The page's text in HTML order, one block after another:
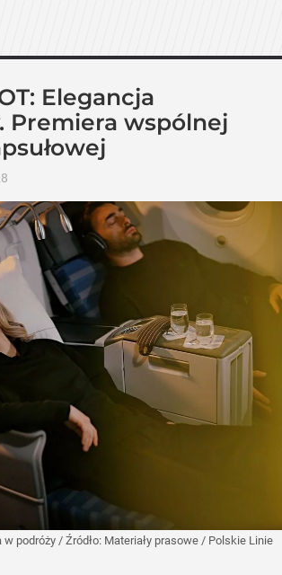
Elegancja
Premiera wspólnej
w podróży / Źródło: Materiały prasowe / Polskie Linie